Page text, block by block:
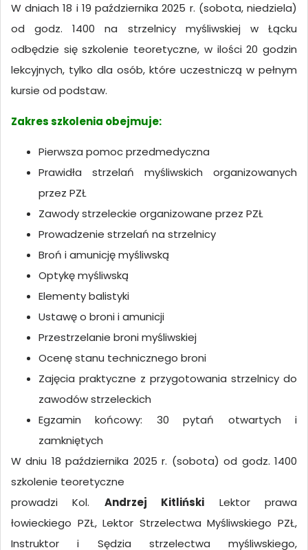
W dniach 18 i 19 października 2025 r. (sobota, niedziela)
od godz. 1400 na strzelnicy myśliwskiej w Łącku
odbędzie się szkolenie teoretyczne, w ilości 20 godzin
lekcyjnych, tylko dla osób, które uczestniczą w pełnym
kursie od podstaw.
Zakres szkolenia obejmuje:
Pierwsza pomoc przedmedyczna
Prawidła strzelań myśliwskich organizowanych
przez PZŁ
Zawody strzeleckie organizowane przez PZŁ
Prowadzenie strzelań na strzelnicy
Broń i amunicję myśliwską
Optykę myśliwską
Elementy balistyki
Ustawę o broni i amunicji
Przestrzelanie broni myśliwskiej
Ocenę stanu technicznego broni
Zajęcia praktyczne z przygotowania strzelnicy do
zawodów strzeleckich
Egzamin końcowy: 30 pytań otwartych i
zamkniętych
W dniu 18 października 2025 r. (sobota) od godz. 1400
szkolenie teoretyczne
prowadzi Kol. Andrzej Kitliński Lektor prawa
łowieckiego PZŁ, Lektor Strzelectwa Myśliwskiego PZŁ,
Instruktor i Sędzia strzelectwa myśliwskiego,